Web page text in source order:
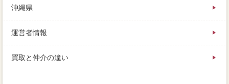
沖縄県
運営者情報
買取と仲介の違い